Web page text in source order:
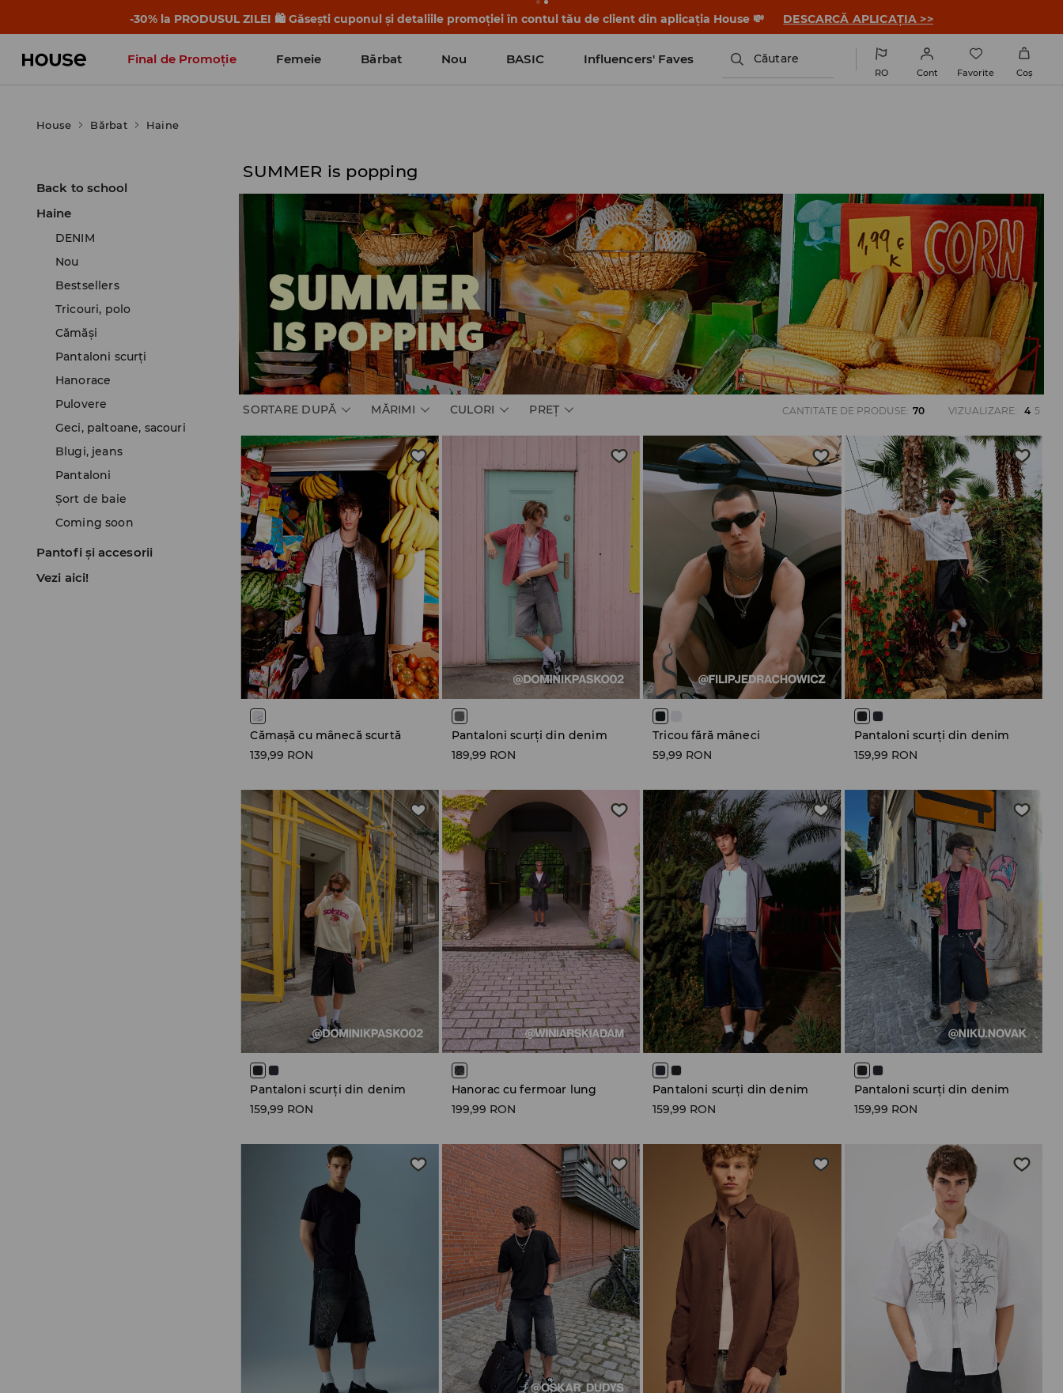
-30% la PRODUSUL ZILEI 🛍️ Găsești cuponul și detaliile promoției în contul tău de client din aplicația House 💸 DESCARCĂ APLICAȚIA >>
Final de Promoție Femeie Bărbat Nou BASIC Influencers' Faves Căutare
RO Cont Favorite Coş
House Bărbat Haine
Back to school
Haine
DENIM
Nou
Bestsellers
Tricouri, polo
Cămăşi
Pantaloni scurţi
Hanorace
Pulovere
Geci, paltoane, sacouri
Blugi, jeans
Pantaloni
Șort de baie
Coming soon
Pantofi și accesorii
Vezi aici!
SUMMER is popping
SORTARE DUPĂ MĂRIMI CULORI PREŢ CANTITATE DE PRODUSE: 70 VIZUALIZARE: 4 5
Cămașă cu mânecă scurtă
139,99 RON
Pantaloni scurți din denim
189,99 RON
Tricou fără mâneci
59,99 RON
Pantaloni scurți din denim
159,99 RON
Pantaloni scurți din denim
159,99 RON
Hanorac cu fermoar lung
199,99 RON
Pantaloni scurți din denim
159,99 RON
Pantaloni scurți din denim
159,99 RON